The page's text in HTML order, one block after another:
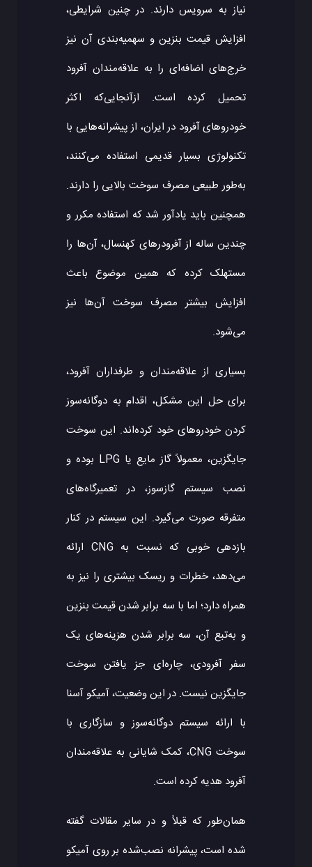
نیاز به سرویس دارند. در چنین شرایطی،
افزایش قیمت بنزین و سهمیه‌بندی آن نیز
خرج‌های اضافه‌ای را به علاقه‌مندان آفرود
تحمیل کرده است. ازآنجایی‌که اکثر
خودروهای آفرود در ایران، از پیشرانه‌هایی با
تکنولوژی بسیار قدیمی استفاده می‌کنند،
به‌طور طبیعی مصرف سوخت بالایی را دارند.
همچنین باید یادآور شد که استفاده مکرر و
چندین ساله از آفرودرهای کهنسال، آن‌ها را
مستهلک کرده که همین موضوع باعث
افزایش بیشتر مصرف سوخت آن‌ها نیز
می‌شود.
بسیاری از علاقه‌مندان و طرفداران آفرود،
برای حل این مشکل، اقدام به دوگانه‌سوز
کردن خودروهای خود کرده‌اند. این سوخت
جایگزین، معمولاً گاز مایع یا LPG بوده و
نصب سیستم گازسوز، در تعمیرگاه‌های
متفرقه صورت می‌گیرد. این سیستم در کنار
بازدهی خوبی که نسبت به CNG ارائه
می‌دهد، خطرات و ریسک بیشتری را نیز به
همراه دارد؛ اما با سه برابر شدن قیمت بنزین
و به‌تبع آن، سه برابر شدن هزینه‌های یک
سفر آفرودی، چاره‌ای جز یافتن سوخت
جایگزین نیست. در این وضعیت، آمیکو آسنا
با ارائه سیستم دوگانه‌سوز و سازگاری با
سوخت CNG، کمک شایانی به علاقه‌مندان
آفرود هدیه کرده است.
همان‌طور که قبلاً و در سایر مقالات گفته
شده است، پیشرانه نصب‌شده بر روی آمیکو